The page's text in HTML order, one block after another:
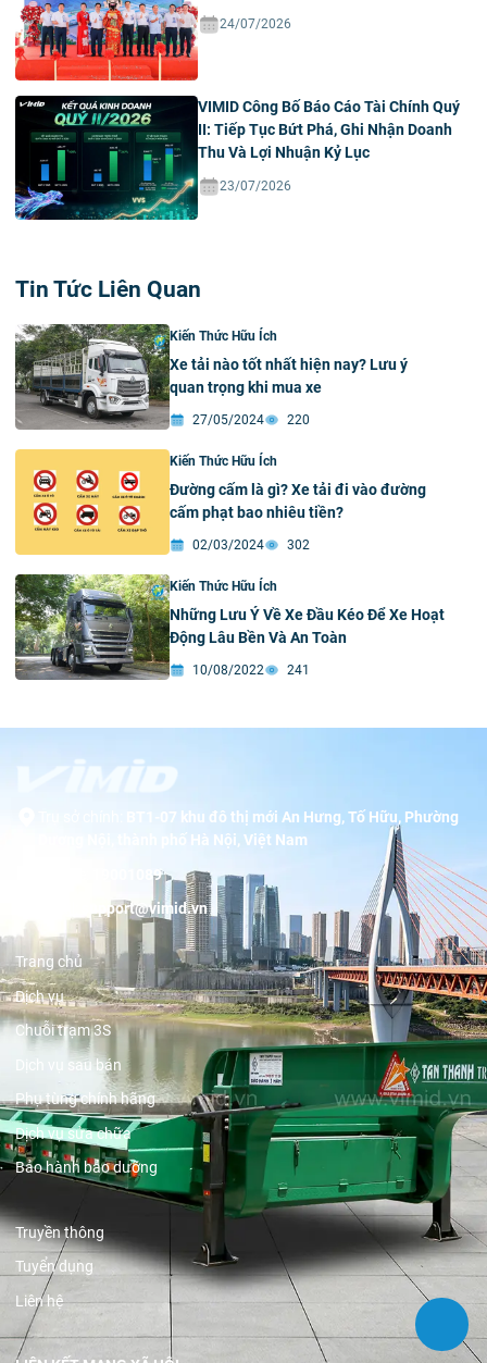
24/07/2026
VIMID Công Bố Báo Cáo Tài Chính Quý
II: Tiếp Tục Bứt Phá, Ghi Nhận Doanh
Thu Và Lợi Nhuận Kỷ Lục
23/07/2026
Tin Tức Liên Quan
Kiến Thức Hữu Ích
Xe tải nào tốt nhất hiện nay? Lưu ý
quan trọng khi mua xe
27/05/2024 220
Kiến Thức Hữu Ích
Đường cấm là gì? Xe tải đi vào đường
cấm phạt bao nhiêu tiền?
02/03/2024 302
Kiến Thức Hữu Ích
Những Lưu Ý Về Xe Đầu Kéo Để Xe Hoạt
Động Lâu Bền Và An Toàn
10/08/2022 241
BT1-07 khu đô thị mới An Hưng, Tố Hữu, Phường
Dương Nội, thành phố Hà Nội, Việt Nam
19001089
support@vimid.vn
Trang chủ
Dịch vụ
Chuỗi trạm 3S
Dịch vụ sau bán
Phụ tùng chính hãng
Dịch vụ sửa chữa
Bảo hành bảo dưỡng
Truyền thông
Tuyển dụng
Liên hệ